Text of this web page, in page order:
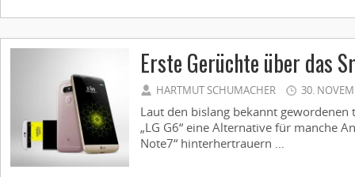
Erste Gerüchte über das
HARTMUT SCHUMACHER 30.
Laut den bislang bekannt gewordenen
„LG G6“ eine Alternative für manche
Note7“ hinterhertrauern ...